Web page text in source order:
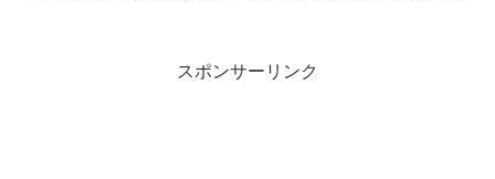
スポンサーリンク